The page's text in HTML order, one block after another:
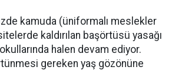
kamuda (üniformalı meslekler
kaldırılan başörtüsü yasağı
halen devam ediyor.
gereken yaş gözönüne